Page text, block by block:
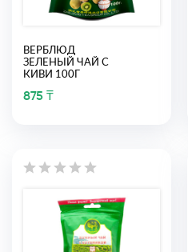
ВЕРБЛЮД
ЗЕЛЕНЫЙ ЧАЙ С
КИВИ 100Г
875 ₸